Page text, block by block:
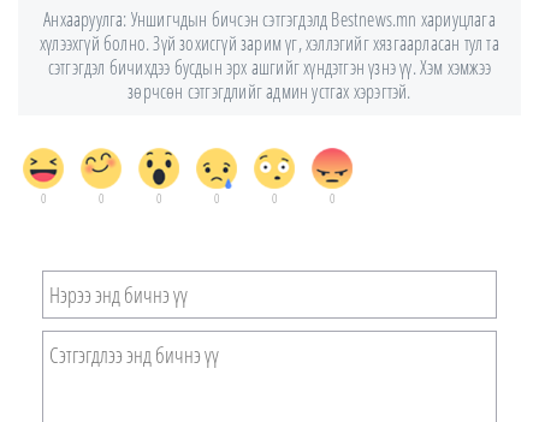
Анхааруулга: Уншигчдын бичсэн сэтгэгдэлд Bestnews.mn хариуцлага
хүлээхгүй болно. Зүй зохисгүй зарим үг, хэллэгийг хязгаарласан тул та
сэтгэгдэл бичихдээ бусдын эрх ашгийг хүндэтгэн үзнэ үү. Хэм хэмжээ
зөрчсөн сэтгэгдлийг админ устгах хэрэгтэй.
0 0 0 0 0 0